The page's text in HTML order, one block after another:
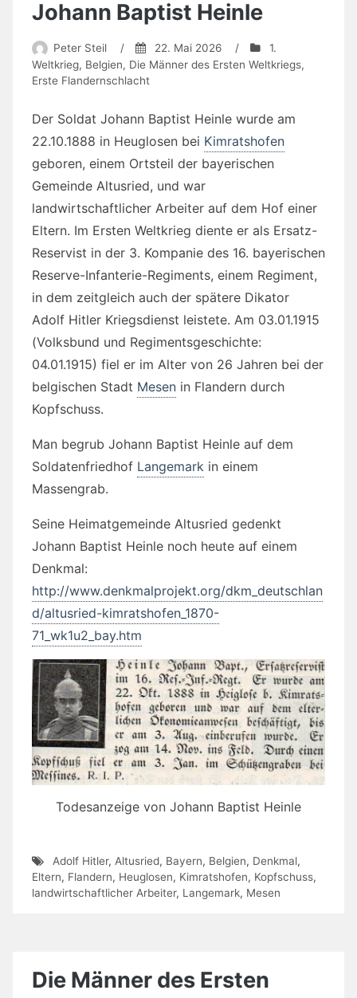
Johann Baptist Heinle
Peter Steil / 22. Mai 2026 /
1.
Weltkrieg, Belgien, Die Männer des Ersten Weltkriegs,
Erste Flandernschlacht
Der Soldat Johann Baptist Heinle wurde am
22.10.1888 in Heuglosen bei Kimratshofen
geboren, einem Ortsteil der bayerischen
Gemeinde Altusried, und war
landwirtschaftlicher Arbeiter auf dem Hof einer
Eltern. Im Ersten Weltkrieg diente er als Ersatz-
Reservist in der 3. Kompanie des 16. bayerischen
Reserve-Infanterie-Regiments, einem Regiment,
in dem zeitgleich auch der spätere Dikator
Adolf Hitler Kriegsdienst leistete. Am 03.01.1915
(Volksbund und Regimentsgeschichte:
04.01.1915) fiel er im Alter von 26 Jahren bei der
belgischen Stadt Mesen in Flandern durch
Kopfschuss.
Man begrub Johann Baptist Heinle auf dem
Soldatenfriedhof Langemark in einem
Massengrab.
Seine Heimatgemeinde Altusried gedenkt
Johann Baptist Heinle noch heute auf einem
Denkmal:
http://www.denkmalprojekt.org/dkm_deutschlan
d/altusried-kimratshofen_1870-
71_wk1u2_bay.htm
Todesanzeige von Johann Baptist Heinle
Adolf Hitler, Altusried, Bayern, Belgien, Denkmal,
Eltern, Flandern, Heuglosen, Kimratshofen, Kopfschuss,
landwirtschaftlicher Arbeiter, Langemark, Mesen
Die Männer des Ersten